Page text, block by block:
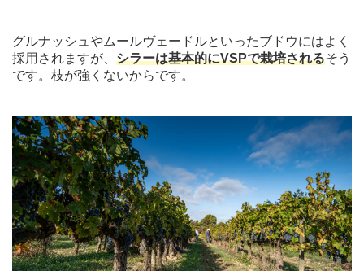
グルナッシュやムールヴェードルといったブドウにはよく
採用されますが、 シラーは基本的にVSPで栽培されるそう
です。枝が強くないからです。